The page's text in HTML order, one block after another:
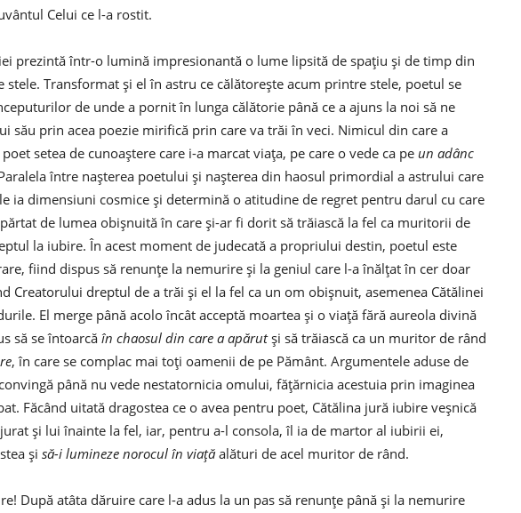
Celui ce l-a rostit.
prezintă într-o lumină impresionantă o lume lipsită de spațiu și de timp din
stele. Transformat și el în astru ce călătorește acum printre stele, poetul se
de unde a pornit în lunga călătorie până ce a ajuns la noi să ne
său prin acea poezie mirifică prin care va trăi în veci. Nimicul din care a
setea de cunoaștere care i-a marcat viața, pe care o vede ca pe un adânc
între nașterea poetului și nașterea din haosul primordial a astrului care
ia dimensiuni cosmice și determină o atitudine de regret pentru darul cu care
de lumea obișnuită în care și-ar fi dorit să trăiască la fel ca muritorii de
la iubire. În acest moment de judecată a propriului destin, poetul este
fiind dispus să renunțe la nemurire și la geniul care l-a înălțat în cer doar
Creatorului dreptul de a trăi și el la fel ca un om obișnuit, asemenea Cătălinei
El merge până acolo încât acceptă moartea și o viață fără aureola divină
să se întoarcăîn chaosul din care a apărutși să trăiască ca un muritor de rând
, în care se complac mai toți oamenii de pe Pământ. Argumentele aduse de
până nu vede nestatornicia omului, fățărnicia acestuia prin imaginea
Făcând uitată dragostea ce o avea pentru poet, Cătălina jură iubire veșnică
și lui înainte la fel, iar, pentru a-l consola, îl ia de martor al iubirii ei,
și să-i lumineze norocul în viață alături de acel muritor de rând.
După atâta dăruire care l-a adus la un pas să renunțe până și la nemurire